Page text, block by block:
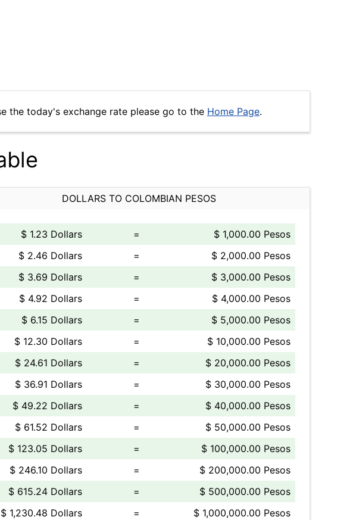
the today's exchange rate please go to the Home Page.
DOLLARS TO COLOMBIAN PESOS
$ 1.23 Dollars =
$ 1,000.00 Pesos
$ 2.46 Dollars
=
$ 2,000.00 Pesos
$ 3.69 Dollars
=
$ 3,000.00 Pesos
$ 4.92 Dollars
=
$ 4,000.00 Pesos
$ 6.15 Dollars
=
$ 5,000.00 Pesos
$ 12.30 Dollars
=
$ 10,000.00 Pesos
$ 24.61 Dollars
=
$ 20,000.00 Pesos
$ 36.91 Dollars
=
$ 30,000.00 Pesos
$ 49.22 Dollars
=
$ 40,000.00 Pesos
$ 61.52 Dollars
=
$ 50,000.00 Pesos
$ 123.05 Dollars
=
$ 100,000.00 Pesos
$ 246.10 Dollars
=
$ 200,000.00 Pesos
$ 615.24 Dollars
=
$ 500,000.00 Pesos
$ 1,230.48 Dollars
= $ 1,000,000.00 Pesos